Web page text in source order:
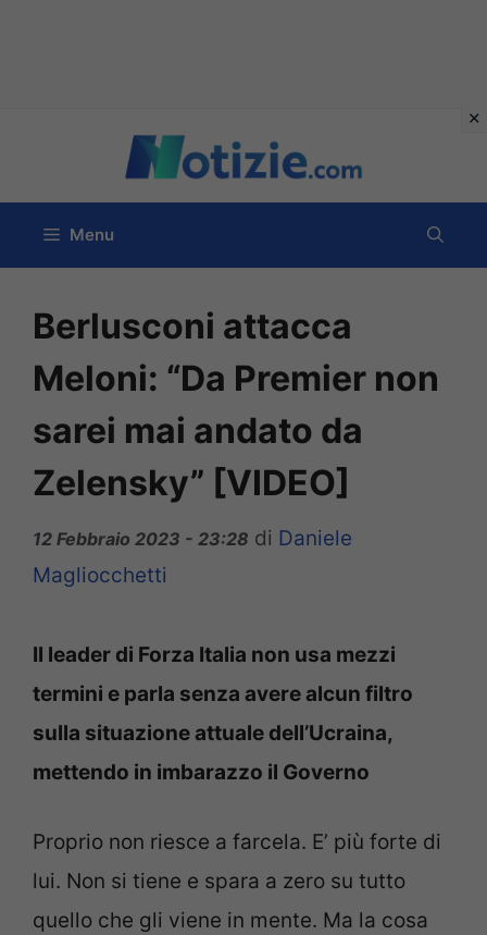
contenuto
Menu
Berlusconi attacca
Meloni: “Da Premier non
sarei mai andato da
Zelensky” [VIDEO]
12 Febbraio 2023 - 23:28 di Daniele
Magliocchetti
Il leader di Forza Italia non usa mezzi
termini e parla senza avere alcun filtro
sulla situazione attuale dell’Ucraina,
mettendo in imbarazzo il Governo
Proprio non riesce a farcela. E’ più forte di
lui. Non si tiene e spara a zero su tutto
quello che gli viene in mente. Ma la cosa